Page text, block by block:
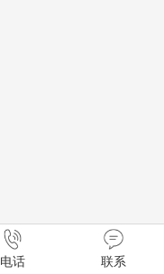
电话 联系